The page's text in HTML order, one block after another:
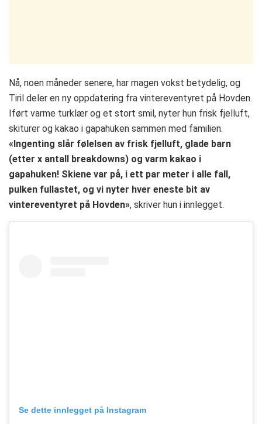
Nå, noen måneder senere, har magen vokst betydelig, og
Tiril deler en ny oppdatering fra vintereventyret på Hovden.
Iført varme turklær og et stort smil, nyter hun frisk fjelluft,
skiturer og kakao i gapahuken sammen med familien.
«Ingenting slår følelsen av frisk fjelluft, glade barn
(etter x antall breakdowns) og varm kakao i
gapahuken! Skiene var på, i ett par meter i alle fall,
pulken fullastet, og vi nyter hver eneste bit av
vintereventyret på Hovden», skriver hun i innlegget.
Se dette innlegget på Instagram